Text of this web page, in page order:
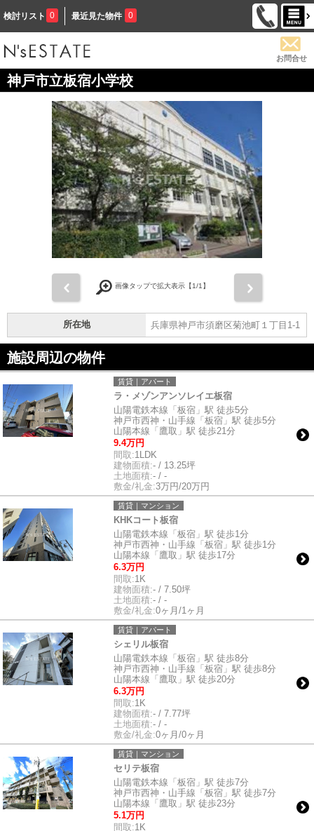
検討リスト 0 最近見た物件 0
お問合せ
神戸市立板宿小学校
画像タップで拡大表示【1/1】
所在地 兵庫県神戸市須磨区菊池町１丁目1-1
施設周辺の物件
賃貸｜アパート
ラ・メゾンアンソレイエ板宿
山陽電鉄本線「板宿」駅 徒歩5分
神戸市西神・山手線「板宿」駅 徒歩5分
山陽本線「鷹取」駅 徒歩21分
9.4万円
間取:1LDK
建物面積:- / 13.25坪
土地面積:- / -
敷金/礼金:3万円/20万円
賃貸｜マンション
KHKコート板宿
山陽電鉄本線「板宿」駅 徒歩1分
神戸市西神・山手線「板宿」駅 徒歩1分
山陽本線「鷹取」駅 徒歩17分
6.3万円
間取:1K
建物面積:- / 7.50坪
土地面積:- / -
敷金/礼金:0ヶ月/1ヶ月
賃貸｜アパート
シェリル板宿
山陽電鉄本線「板宿」駅 徒歩8分
神戸市西神・山手線「板宿」駅 徒歩8分
山陽本線「鷹取」駅 徒歩20分
6.3万円
間取:1K
建物面積:- / 7.77坪
土地面積:- / -
敷金/礼金:0ヶ月/0ヶ月
賃貸｜マンション
セリテ板宿
山陽電鉄本線「板宿」駅 徒歩7分
神戸市西神・山手線「板宿」駅 徒歩7分
山陽本線「鷹取」駅 徒歩23分
5.1万円
間取:1K